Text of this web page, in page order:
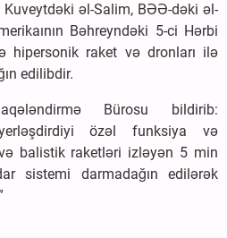
Kuveytdəki əl-Salim, BƏƏ-dəki əl-
Bəhreyndəki 5-ci Hərbi
hipersonik raket və dronları ilə
edilibdir.
Bürosu bildirib:
yerləşdirdiyi özəl funksiya və
balistik raketləri izləyən 5 min
sistemi darmadağın edilərək